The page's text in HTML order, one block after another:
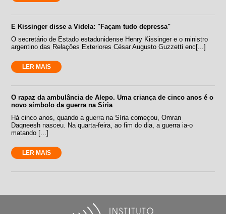
E Kissinger disse a Videla: "Façam tudo depressa"
O secretário de Estado estadunidense Henry Kissinger e o ministro
argentino das Relações Exteriores César Augusto Guzzetti enc[...]
LER MAIS
O rapaz da ambulância de Alepo. Uma criança de cinco anos é o
novo símbolo da guerra na Síria
Há cinco anos, quando a guerra na Síria começou, Omran
Daqneesh nasceu. Na quarta-feira, ao fim do dia, a guerra ia-o
matando [...]
LER MAIS